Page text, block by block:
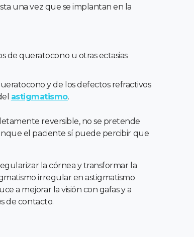
una vez que se implantan en la
de queratocono u otras ectasias
y de los defectos refractivos
astigmatismo.
reversible, no se pretende
el paciente sí puede percibir que
la córnea y transformar la
irregular en astigmatismo
a mejorar la visión con gafas y a
de contacto.